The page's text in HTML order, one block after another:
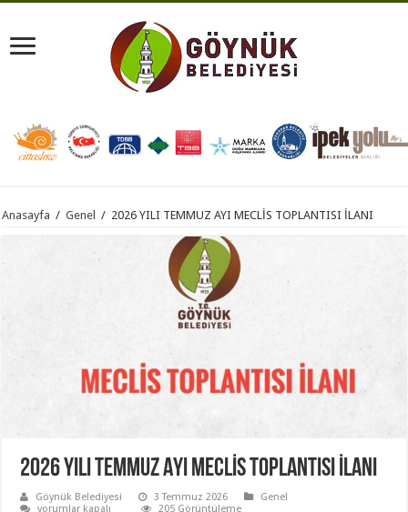
Anasayfa / Genel / 2026 YILI TEMMUZ AYI MECLİS TOPLANTISI İLANI
2026 YILI TEMMUZ AYI MECLİS TOPLANTISI İLANI
Göynük Belediyesi 3 Temmuz 2026
Genel
2026
yorumlar kapalı 205 Görüntüleme